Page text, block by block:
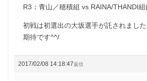
R3：青山／穂積組 vs RAINA/THANDI
初戦は初選出の大坂選手が託されまし
期待です^^/
2017/02/08 14:18:47返信